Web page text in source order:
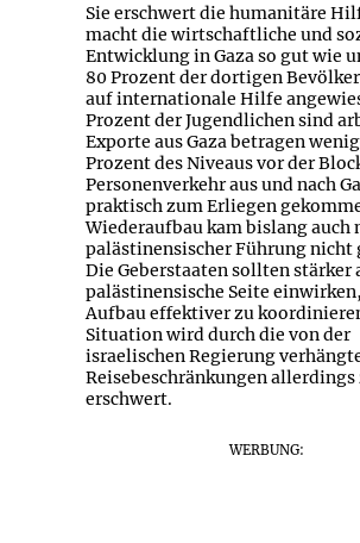
Sie erschwert die humanitäre
macht die wirtschaftliche und
Entwicklung in Gaza so gut wie
80 Prozent der dortigen
auf internationale Hilfe
Prozent der Jugendlichen sind
Exporte aus Gaza betragen
Prozent des Niveaus vor der
Personenverkehr aus und nach
praktisch zum Erliegen
Wiederaufbau kam bislang auch
palästinensischer Führung nicht
Die Geberstaaten sollten stärker
palästinensische Seite
Aufbau effektiver zu
Situation wird durch die von der
israelischen Regierung
Reisebeschränkungen
erschwert.
WERBUNG: